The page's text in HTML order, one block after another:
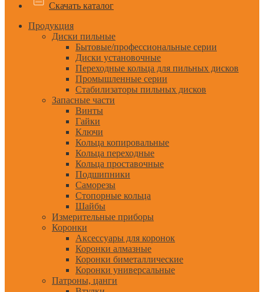
Скачать каталог
Продукция
Диски пильные
Бытовые/профессиональные серии
Диски установочные
Переходные кольца для пильных дисков
Промышленные серии
Стабилизаторы пильных дисков
Запасные части
Винты
Гайки
Ключи
Кольца копировальные
Кольца переходные
Кольца проставочные
Подшипники
Саморезы
Стопорные кольца
Шайбы
Измерительные приборы
Коронки
Аксессуары для коронок
Коронки алмазные
Коронки биметаллические
Коронки универсальные
Патроны, цанги